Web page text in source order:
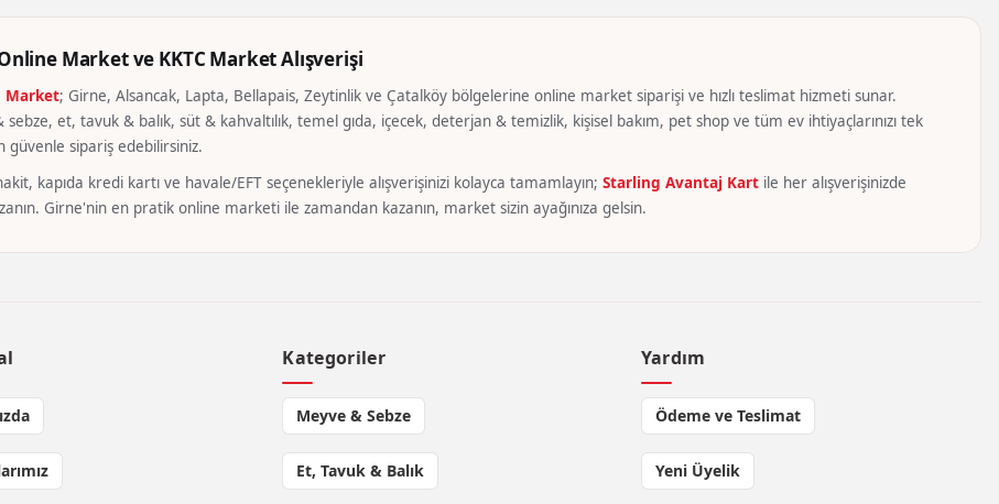
Market ve KKTC Market Alışverişi
Market; Girne, Alsancak, Lapta, Bellapais, Zeytinlik ve Çatalköy bölgelerine online market siparişi ve hızlı teslimat hizmeti sunar.
sebze, et, tavuk & balık, süt & kahvaltılık, temel gıda, içecek, deterjan & temizlik, kişisel bakım, pet shop ve tüm ev ihtiyaçlarınızı tek
güvenle sipariş edebilirsiniz.
kapıda kredi kartı ve havale/EFT seçenekleriyle alışverişinizi kolayca tamamlayın; Starling Avantaj Kart ile her alışverişinizde
Girne'nin en pratik online marketi ile zamandan kazanın, market sizin ayağınıza gelsin.
Kategoriler
Meyve & Sebze
Et, Tavuk & Balık
Yardım
Ödeme ve Teslimat
Yeni Üyelik